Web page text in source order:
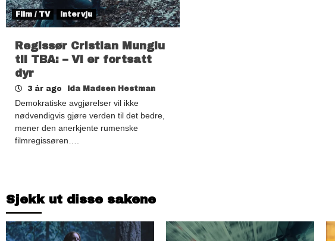
Film / TV Intervju
Regissør Cristian Mungiu
til TBA: – Vi er fortsatt
dyr
3 år ago Ida Madsen Hestman
Demokratiske avgjørelser vil ikke
nødvendigvis gjøre verden til det bedre,
mener den anerkjente rumenske
filmregissøren….
Sjekk ut disse sakene